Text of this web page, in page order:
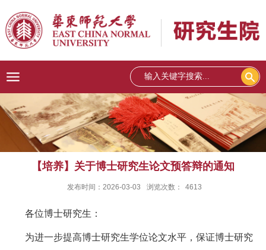
【培养】关于博士研究生论文预答辩的通知
发布时间：2026-03-03 浏览次数： 4613
各位博士研究生：
为进一步提高博士研究生学位论文水平，保证博士研究